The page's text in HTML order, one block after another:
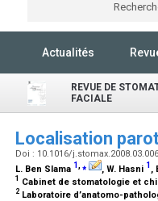
Actualités
REVUE DE
FACIALE
Localisation
Doi : 10.1016/j.stomax.2008.03.006
L. Ben Slama 1,⁎ , W. Hasni 1 ,
1 Cabinet de stomatologie et
2 Laboratoire d’anatomo-